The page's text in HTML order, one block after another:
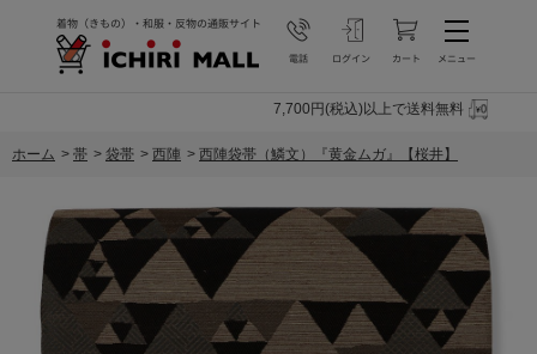
7,700円(税込)以上で送料無料
ホーム > 帯 > 袋帯 > 西陣 > 西陣袋帯（鱗文）『黄金ムガ』【桜井】